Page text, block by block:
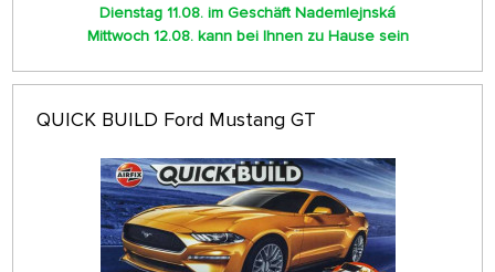
Dienstag 11.08. im Geschäft Nademlejnská
Mittwoch 12.08. kann bei Ihnen zu Hause sein
QUICK BUILD Ford Mustang GT